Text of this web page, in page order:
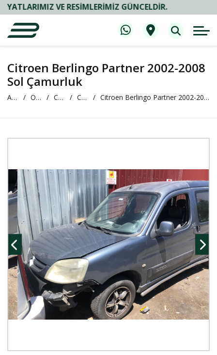
VE RESIMLERIMIZ GÜNCELDIR.
Citroen Berlingo Partner 2002-2008
Sol Çamurluk
Anasayfa Oto Çıkma ve Yedek Parça CİTROEN CİTREOEN Berlingo Citroen Berlingo Partner 2002-2008 Sol Çamurluk